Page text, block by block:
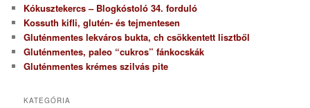
Kókusztekercs – Blogkóstoló 34. forduló
Kossuth kifli, glutén- és tejmentesen
Gluténmentes lekváros bukta, ch csökkentett lisztből
Gluténmentes, paleo “cukros” fánkocskák
Gluténmentes krémes szilvás pite
KATEGÓRIA